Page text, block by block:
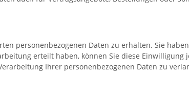
personenbezogenen Daten zu erhalten. Sie
erteilt haben, können Sie diese Einwilligung
Ihrer personenbezogenen Daten zu